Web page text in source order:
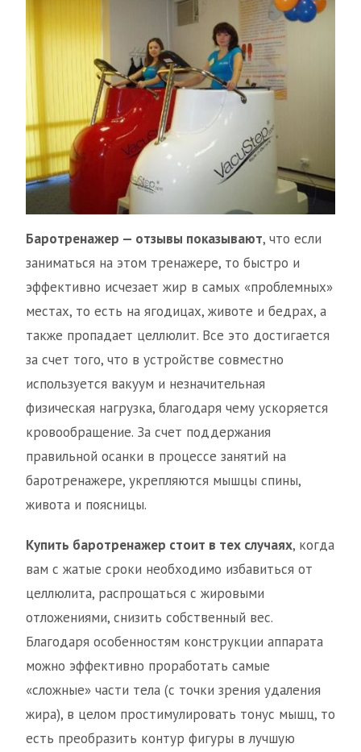
Баротренажер — отзывы показывают, что если
заниматься на этом тренажере, то быстро и
эффективно исчезает жир в самых «проблемных»
местах, то есть на ягодицах, животе и бедрах, а
также пропадает целлюлит. Все это достигается
за счет того, что в устройстве совместно
используется вакуум и незначительная
физическая нагрузка, благодаря чему ускоряется
кровообращение. За счет поддержания
правильной осанки в процессе занятий на
баротренажере, укрепляются мышцы спины,
живота и поясницы.
Купить баротренажер стоит в тех случаях, когда
вам с жатые сроки необходимо избавиться от
целлюлита, распрощаться с жировыми
отложениями, снизить собственный вес.
Благодаря особенностям конструкции аппарата
можно эффективно проработать самые
«сложные» части тела (с точки зрения удаления
жира), в целом простимулировать тонус мышц, то
есть преобразить контур фигуры в лучшую